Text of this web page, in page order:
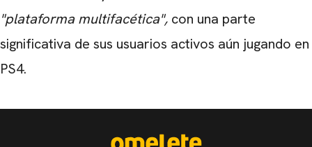
"plataforma multifacética", con una parte
significativa de sus usuarios activos aún jugando en
PS4.